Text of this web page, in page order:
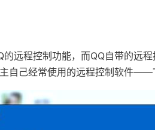
远程控制功能，而QQ自带的远
自己经常使用的远程控制软件